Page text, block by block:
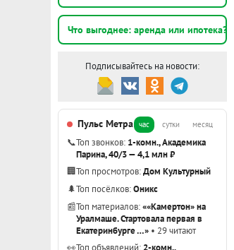
Что выгоднее: аренда или ипотека?
Подписывайтесь на новости:
Пульс Метра час сутки месяц
📞Топ звонков: 1-комн., Академика
Парина, 40/3 — 4,1 млн ₽
🏢Топ просмотров:Дом Культурный
🌲Топ посёлков:Оникс
📰Топ материалов:««Камертон» на
Уралмаше. Стартовала первая в
Екатеринбурге …» • 29 читают
👀Топ объявлений: 2-комн.,